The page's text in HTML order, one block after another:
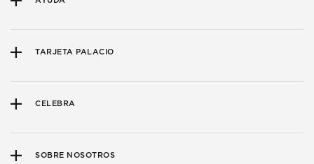
TARJETA PALACIO
CELEBRA
SOBRE NOSOTROS